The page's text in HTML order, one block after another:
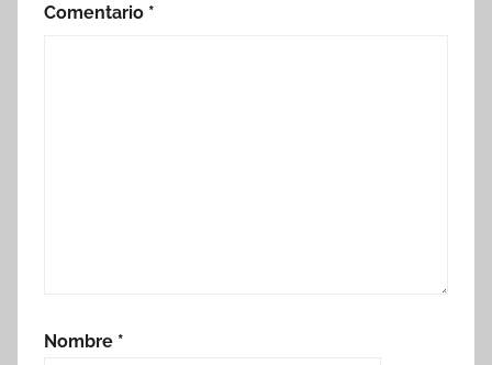
Comentario *
Nombre *